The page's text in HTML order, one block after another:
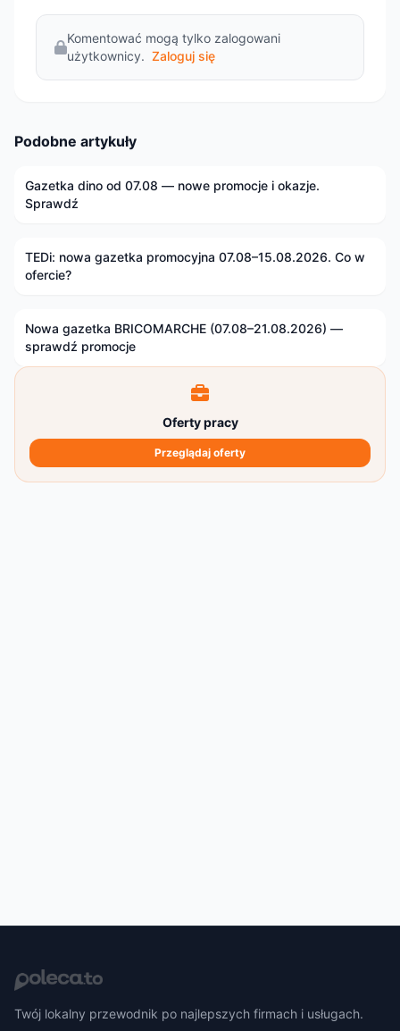
Komentować mogą tylko zalogowani
użytkownicy. Zaloguj się
Podobne artykuły
Gazetka dino od 07.08 — nowe promocje i okazje.
Sprawdź
TEDi: nowa gazetka promocyjna 07.08–15.08.2026. Co w
ofercie?
Nowa gazetka BRICOMARCHE (07.08–21.08.2026) —
sprawdź promocje
Oferty pracy
Przeglądaj oferty
Twój lokalny przewodnik po najlepszych firmach i usługach.